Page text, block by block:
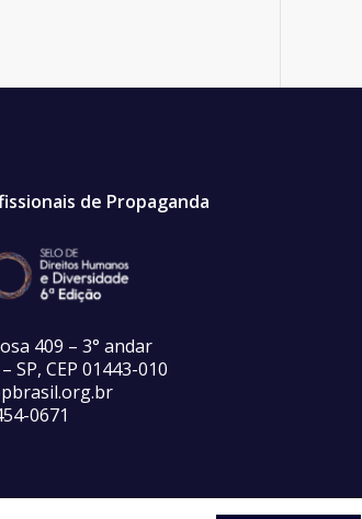
de Propaganda
409 – 3° andar
SP, CEP 01443-010
0671